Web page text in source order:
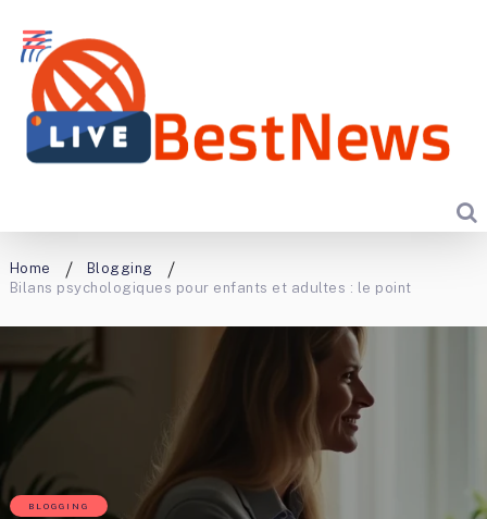
Home
Blogging
Bilans psychologiques pour enfants et adultes : le point
BLOGGING